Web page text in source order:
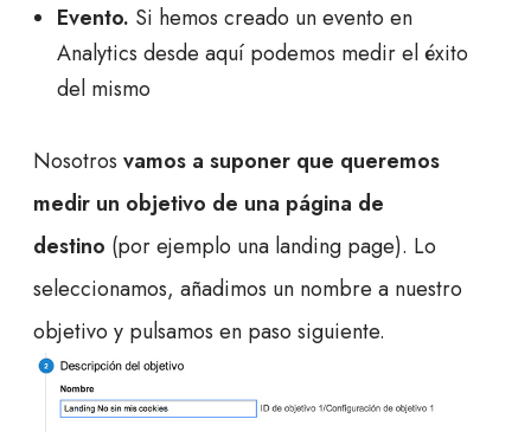
Evento. Si hemos creado un evento en
Analytics desde aquí podemos medir el éxito
del mismo
Nosotros vamos a suponer que queremos
medir un objetivo de una página de
destino (por ejemplo una landing page). Lo
seleccionamos, añadimos un nombre a nuestro
objetivo y pulsamos en paso siguiente.